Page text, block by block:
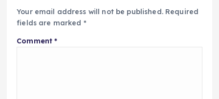
Your email address will not be published. Required
fields are marked *
Comment*